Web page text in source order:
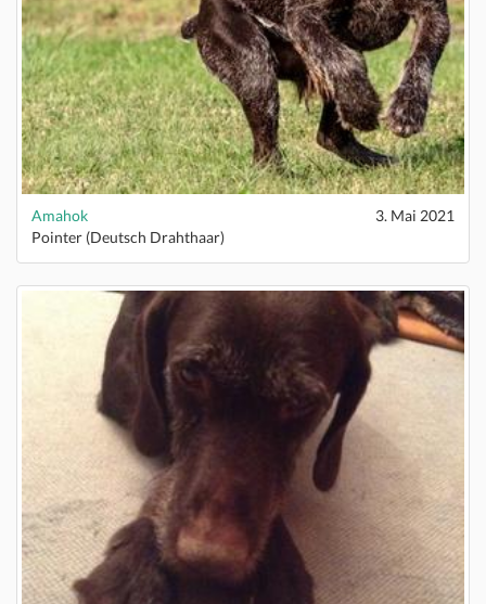
Amahok
3. Mai 2021
Pointer (Deutsch Drahthaar)